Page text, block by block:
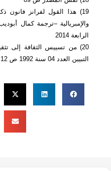
19) هذا القول لفرانز فانون
الرابعة 2014
20) من تسييس الثقافة إلى
التبيين العدد 04 سنة 1992 ص 12